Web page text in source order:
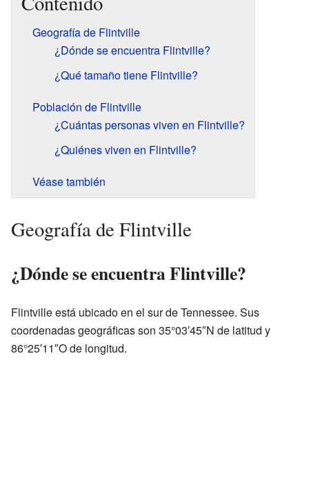
Geografía de Flintville
¿Dónde se encuentra Flintville?
¿Qué tamaño tiene Flintville?
Población de Flintville
¿Cuántas personas viven en Flintville?
¿Quiénes viven en Flintville?
Véase también
Geografía de Flintville
¿Dónde se encuentra Flintville?
Flintville está ubicado en el sur de Tennessee. Sus
coordenadas geográficas son 35°03′45″N de latitud y
86°25′11″O de longitud.